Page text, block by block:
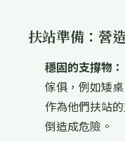
扶站準備：營
穩固的支撐物：
傢俱，例如矮
作為他們扶站
倒造成危險。